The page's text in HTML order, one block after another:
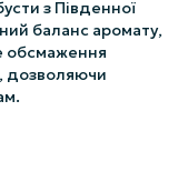
з Південної
баланс аромату,
обсмаження
дозволяючи